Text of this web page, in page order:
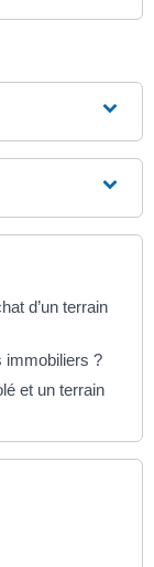
d’un terrain
immobiliers ?
et un terrain